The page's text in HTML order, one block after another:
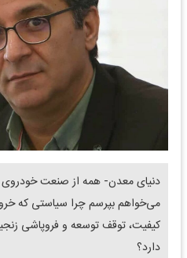
​دنیای معدن- همه از صنعت خودروی
می‌خواهم بپرسم چرا سیاستی که
کیفیت، توقف توسعه و فروپاشی
دارد؟